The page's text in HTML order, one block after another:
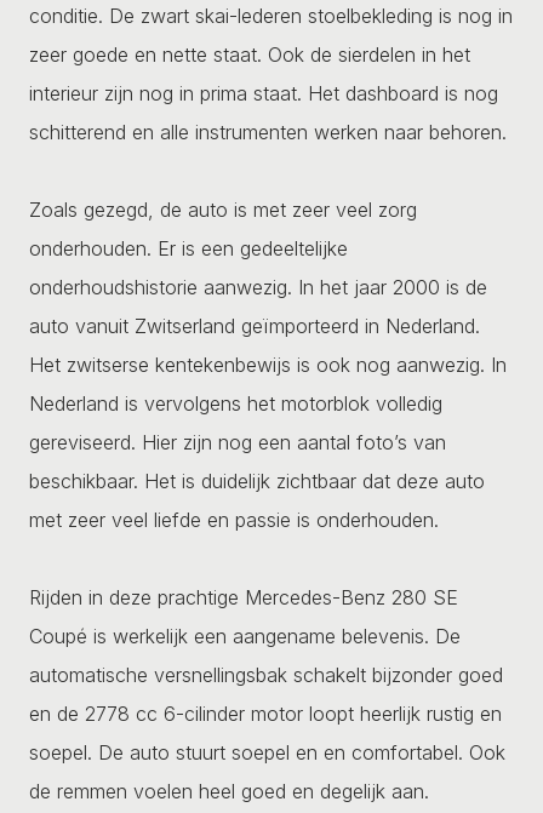
conditie. De zwart skai-lederen stoelbekleding is nog in
zeer goede en nette staat. Ook de sierdelen in het
interieur zijn nog in prima staat. Het dashboard is nog
schitterend en alle instrumenten werken naar behoren.
Zoals gezegd, de auto is met zeer veel zorg
onderhouden. Er is een gedeeltelijke
onderhoudshistorie aanwezig. In het jaar 2000 is de
auto vanuit Zwitserland geïmporteerd in Nederland.
Het zwitserse kentekenbewijs is ook nog aanwezig. In
Nederland is vervolgens het motorblok volledig
gereviseerd. Hier zijn nog een aantal foto’s van
beschikbaar. Het is duidelijk zichtbaar dat deze auto
met zeer veel liefde en passie is onderhouden.
Rijden in deze prachtige Mercedes-Benz 280 SE
Coupé is werkelijk een aangename belevenis. De
automatische versnellingsbak schakelt bijzonder goed
en de 2778 cc 6-cilinder motor loopt heerlijk rustig en
soepel. De auto stuurt soepel en en comfortabel. Ook
de remmen voelen heel goed en degelijk aan.